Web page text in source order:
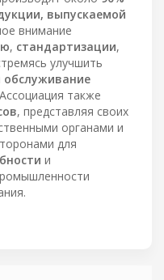
выпускаемой
внимание
, стандартизации,
улучшить
обслуживание
также
, представляя своих
органами и
для
и